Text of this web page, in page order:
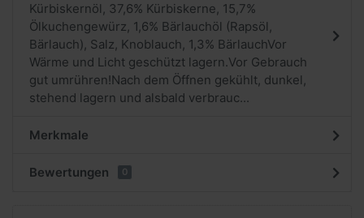
Kürbiskernöl, 37,6% Kürbiskerne, 15,7%
Ölkuchengewürz, 1,6% Bärlauchöl (Rapsöl,
Bärlauch), Salz, Knoblauch, 1,3% BärlauchVor
Wärme und Licht geschützt lagern.Vor Gebrauch
gut umrühren!Nach dem Öffnen gekühlt, dunkel,
stehend lagern und alsbald verbrauc...
Merkmale
Bewertungen 0